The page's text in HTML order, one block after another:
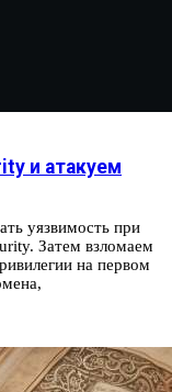
и атакуем
уязвимость при
Затем взломаем
на первом